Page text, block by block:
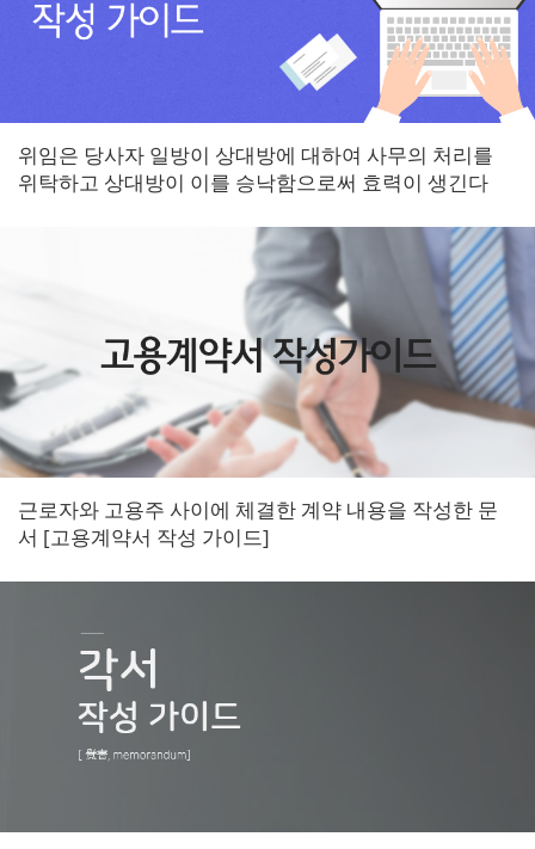
위임은 당사자 일방이 상대방에 대하여 사무의 처리를
위탁하고 상대방이 이를 승낙함으로써 효력이 생긴다
근로자와 고용주 사이에 체결한 계약 내용을 작성한 문
서 [고용계약서 작성 가이드]